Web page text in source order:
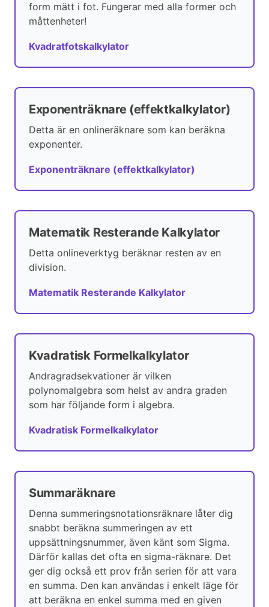
form mätt i fot. Fungerar med alla former och
måttenheter!
Kvadratfotskalkylator
Exponenträknare (effektkalkylator)
Detta är en onlineräknare som kan beräkna
exponenter.
Exponenträknare (effektkalkylator)
Matematik Resterande Kalkylator
Detta onlineverktyg beräknar resten av en
division.
Matematik Resterande Kalkylator
Kvadratisk Formelkalkylator
Andragradsekvationer är vilken
polynomalgebra som helst av andra graden
som har följande form i algebra.
Kvadratisk Formelkalkylator
Summaräknare
Denna summeringsnotationsräknare låter dig
snabbt beräkna summeringen av ett
uppsättningsnummer, även känt som Sigma.
Därför kallas det ofta en sigma-räknare. Det
ger dig också ett prov från serien för att vara
en summa. Den kan användas i enkelt läge för
att beräkna en enkel summa med en given